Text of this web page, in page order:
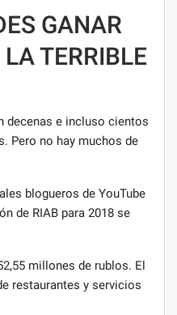
GANAR
TERRIBLE
decenas e incluso cientos
Pero no hay muchos de
blogueros de YouTube
de RIAB para 2018 se
millones de rublos. El
restaurantes y servicios